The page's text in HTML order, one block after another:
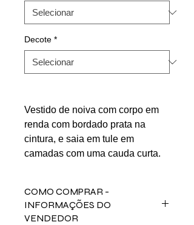
Decote *
Vestido de noiva com corpo em
renda com bordado prata na
cintura, e saia em tule em
camadas com uma cauda curta.
COMO COMPRAR -
INFORMAÇÕES DO
VENDEDOR